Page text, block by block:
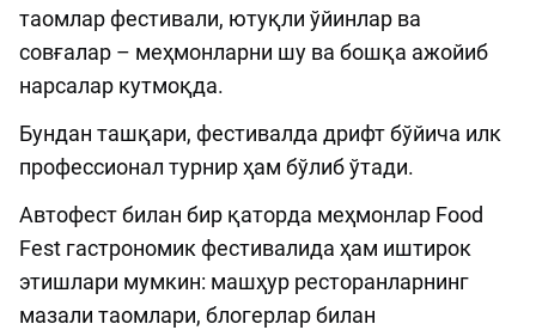
таомлар фестивали, ютуқли ўйинлар ва
совғалар – меҳмонларни шу ва бошқа ажойиб
нарсалар кутмоқда.
Бундан ташқари, фестивалда дрифт бўйича илк
профессионал турнир ҳам бўлиб ўтади.
Автофест билан бир қаторда меҳмонлар Food
Fest гастрономик фестивалида ҳам иштирок
этишлари мумкин: машҳур ресторанларнинг
мазали таомлари, блогерлар билан